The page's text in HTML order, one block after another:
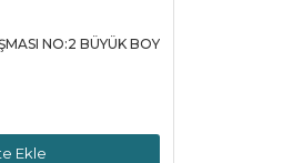
NO:2 BÜYÜK BOY
Ekle